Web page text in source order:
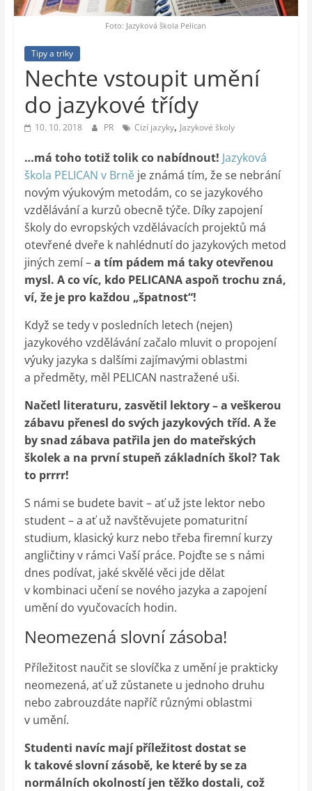
moto,
Foto: Jazyková škola Pelican
Tipy a triky
Nechte vstoupit umění
do jazykové třídy
10. 10. 2018 PR Cizí jazyky, Jazykové školy
…má toho totiž tolik co nabídnout! Jazyková
škola PELICAN v Brněje známá tím, že se nebrání
novým výukovým metodám, co se jazykového
vzdělávání a kurzů obecně týče. Díky zapojení
školy do evropských vzdělávacích projektů má
otevřené dveře k nahlédnutí do jazykových metod
jiných zemí –a tím pádem má taky otevřenou
mysl. A co víc, kdo PELICANA aspoň trochu zná,
ví, že je pro každou „špatnost“!
Když se tedy v posledních letech (nejen)
jazykového vzdělávání začalo mluvit o propojení
výuky jazyka s dalšími zajímavými oblastmi
a předměty, měl PELICAN nastražené uši.
Načetl literaturu, zasvětil lektory – a veškerou
zábavu přenesl do svých jazykových tříd. A že
by snad zábava patřila jen do mateřských
školek a na první stupeň základních škol? Tak
to prrrr!
S námi se budete bavit – ať už jste lektor nebo
student – a ať už navštěvujete pomaturitní
studium, klasický kurz nebo třeba firemní kurzy
angličtiny v rámci Vaší práce. Pojďte se s námi
dnes podívat, jaké skvělé věci jde dělat
v kombinaci učení se nového jazyka a zapojení
umění do vyučovacích hodin.
Neomezená slovní zásoba!
Příležitost naučit se slovíčka z umění je prakticky
neomezená, ať už zůstanete u jednoho druhu
nebo zabrouzdáte napříč různými oblastmi
v umění.
Studenti navíc mají příležitost dostat se
k takové slovní zásobě, ke které by se za
normálních okolností jen těžko dostali, což